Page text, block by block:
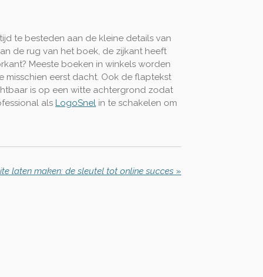
te besteden aan de kleine details van
de rug van het boek, de zijkant heeft
Meeste boeken in winkels worden
eerst dacht. Ook de flaptekst
is op een witte achtergrond zodat
als LogoSnel in te schakelen om
laten maken: de sleutel tot online succes »